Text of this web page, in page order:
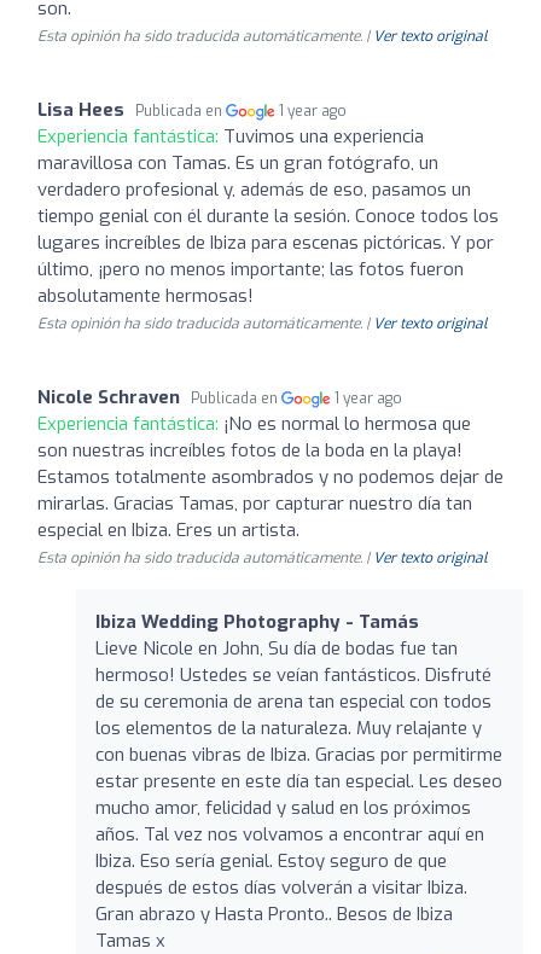
son.
Esta opinión ha sido traducida automáticamente. | Ver texto original
Lisa Hees Publicada en 1 year ago
Experiencia fantástica: Tuvimos una experiencia
maravillosa con Tamas. Es un gran fotógrafo, un
verdadero profesional y, además de eso, pasamos un
tiempo genial con él durante la sesión. Conoce todos los
lugares increíbles de Ibiza para escenas pictóricas. Y por
último, ¡pero no menos importante; las fotos fueron
absolutamente hermosas!
Esta opinión ha sido traducida automáticamente. | Ver texto original
Nicole Schraven Publicada en 1 year ago
Experiencia fantástica: ¡No es normal lo hermosa que
son nuestras increíbles fotos de la boda en la playa!
Estamos totalmente asombrados y no podemos dejar de
mirarlas. Gracias Tamas, por capturar nuestro día tan
especial en Ibiza. Eres un artista.
Esta opinión ha sido traducida automáticamente. | Ver texto original
Ibiza Wedding Photography - Tamás
Lieve Nicole en John, Su día de bodas fue tan
hermoso! Ustedes se veían fantásticos. Disfruté
de su ceremonia de arena tan especial con todos
los elementos de la naturaleza. Muy relajante y
con buenas vibras de Ibiza. Gracias por permitirme
estar presente en este día tan especial. Les deseo
mucho amor, felicidad y salud en los próximos
años. Tal vez nos volvamos a encontrar aquí en
Ibiza. Eso sería genial. Estoy seguro de que
después de estos días volverán a visitar Ibiza.
Gran abrazo y Hasta Pronto.. Besos de Ibiza
Tamas x